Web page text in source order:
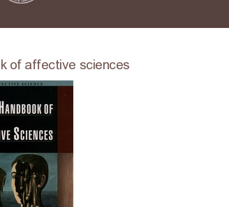
of affective sciences